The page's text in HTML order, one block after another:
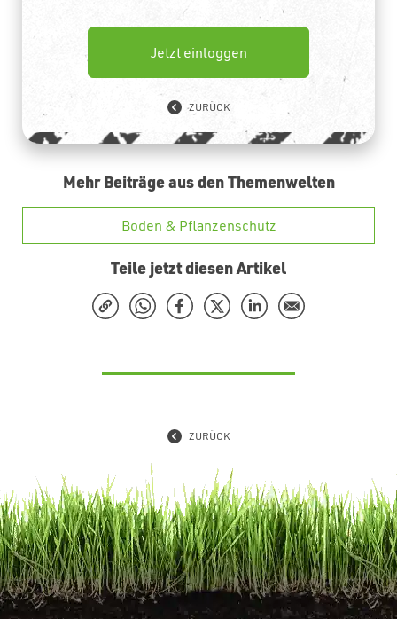
Jetzt einloggen
ZURÜCK
Mehr Beiträge aus den Themenwelten
Boden & Pflanzenschutz
Teile jetzt diesen Artikel
ZURÜCK